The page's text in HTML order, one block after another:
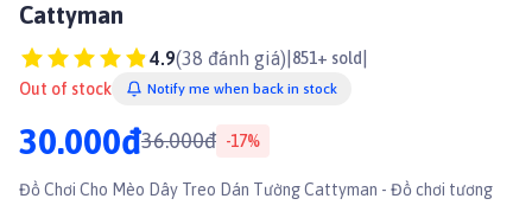
Cattyman
4.9(38 đánh giá) 851+ sold
Out of stock Notify me when back in stock
30.000đ36.000đ -17%
Đồ Chơi Cho Mèo Dây Treo Dán Tường Cattyman - Đồ chơi tương